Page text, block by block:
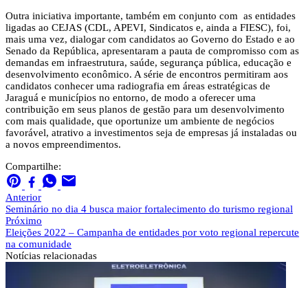
Outra iniciativa importante, também em conjunto com as entidades
ligadas ao CEJAS (CDL, APEVI, Sindicatos e, ainda a FIESC), foi,
mais uma vez, dialogar com candidatos ao Governo do Estado e ao
Senado da República, apresentaram a pauta de compromisso com as
demandas em infraestrutura, saúde, segurança pública, educação e
desenvolvimento econômico. A série de encontros permitiram aos
candidatos conhecer uma radiografia em áreas estratégicas de
Jaraguá e municípios no entorno, de modo a oferecer uma
contribuição em seus planos de gestão para um desenvolvimento
com mais qualidade, que oportunize um ambiente de negócios
favorável, atrativo a investimentos seja de empresas já instaladas ou
a novos empreendimentos.
Compartilhe:
Anterior
Seminário no dia 4 busca maior fortalecimento do turismo regional
Próximo
Eleições 2022 – Campanha de entidades por voto regional repercute
na comunidade
Notícias relacionadas